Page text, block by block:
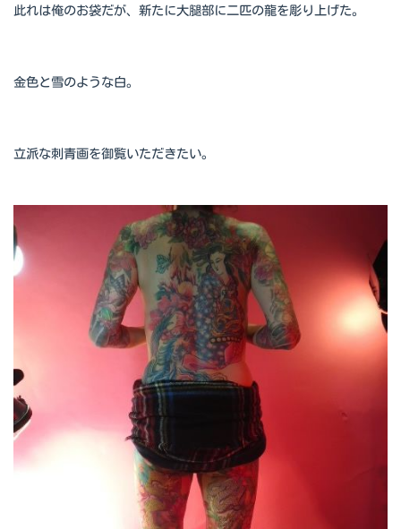
此れは俺のお袋だが、新たに大腿部に二匹の龍を彫り上げた。
金色と雪のような白。
立派な刺青画を御覧いただきたい。